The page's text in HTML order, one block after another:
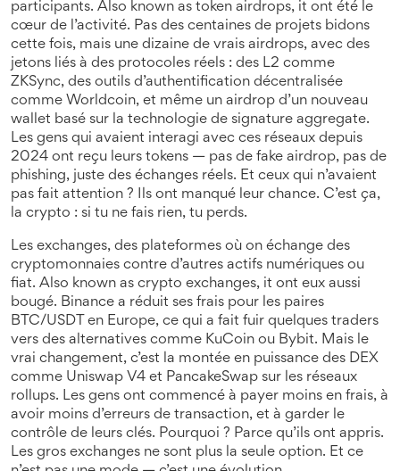
participants. Also known as token airdrops, it ont été le
cœur de l’activité. Pas des centaines de projets bidons
cette fois, mais une dizaine de vrais airdrops, avec des
jetons liés à des protocoles réels : des L2 comme
ZKSync, des outils d’authentification décentralisée
comme Worldcoin, et même un airdrop d’un nouveau
wallet basé sur la technologie de signature aggregate.
Les gens qui avaient interagi avec ces réseaux depuis
2024 ont reçu leurs tokens — pas de fake airdrop, pas de
phishing, juste des échanges réels. Et ceux qui n’avaient
pas fait attention ? Ils ont manqué leur chance. C’est ça,
la crypto : si tu ne fais rien, tu perds.
Les exchanges, des plateformes où on échange des
cryptomonnaies contre d’autres actifs numériques ou
fiat. Also known as crypto exchanges, it ont eux aussi
bougé. Binance a réduit ses frais pour les paires
BTC/USDT en Europe, ce qui a fait fuir quelques traders
vers des alternatives comme KuCoin ou Bybit. Mais le
vrai changement, c’est la montée en puissance des DEX
comme Uniswap V4 et PancakeSwap sur les réseaux
rollups. Les gens ont commencé à payer moins en frais, à
avoir moins d’erreurs de transaction, et à garder le
contrôle de leurs clés. Pourquoi ? Parce qu’ils ont appris.
Les gros exchanges ne sont plus la seule option. Et ce